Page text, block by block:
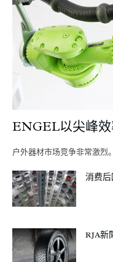
ENGEL以尖峰
户外器材市场竞争非常激烈
消费
RJA新